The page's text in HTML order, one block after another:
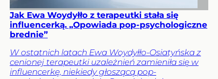
Jak Ewa Woydyłło z terapeutki stała się
influencerką. „Opowiada pop-psychologiczne
brednie”
W ostatnich latach Ewa Woydyłło-Osiatyńska z
cenionej terapeutki uzależnień zamieniła się w
influencerkę, niekiedy głoszącą pop-